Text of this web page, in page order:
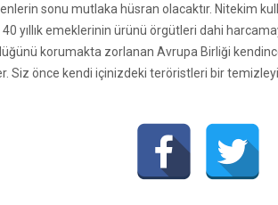
sonu mutlaka hüsran olacaktır. Nitekim
40 yıllık emeklerinin ürünü örgütleri dahi
korumakta zorlanan Avrupa Birliği
Siz önce kendi içinizdeki teröristleri bir